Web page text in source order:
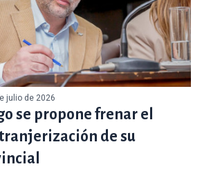
julio de 2026
se propone frenar el
de su